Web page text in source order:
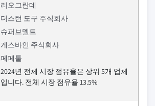
리오그란데
더스턴 도구 주식회사
슈퍼브멜트
게스바인 주식회사
페페툴
2024년 전체 시장 점유율은 상위 5개 업체
입니다. 전체 시장 점유율 13.5%